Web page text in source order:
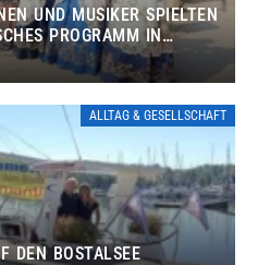
UND MUSIKER SPIELTEN
PROGRAMM IN
ALLTAG & GESELLSCHAFT
DEN BOSTALSEE